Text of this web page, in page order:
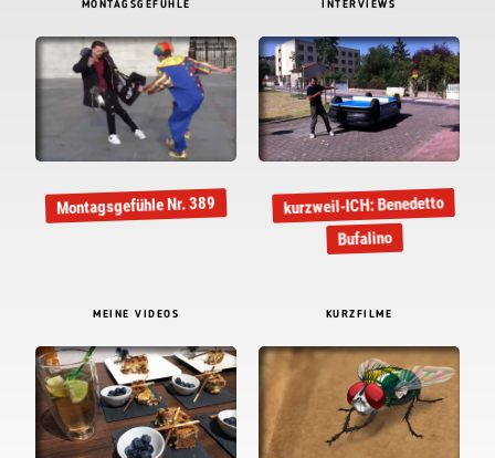
MONTAGSGEFÜHLE
Montagsgefühle Nr. 389
INTERVIEWS
kurzweil-ICH: Benedetto
Bufalino
MEINE VIDEOS KURZFILME